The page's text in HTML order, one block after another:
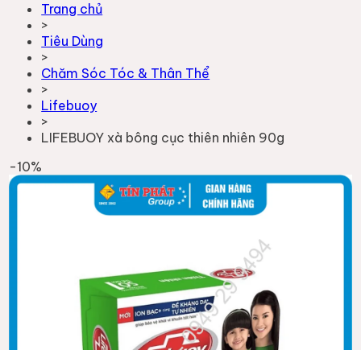
Trang chủ
>
Tiêu Dùng
>
Chăm Sóc Tóc & Thân Thể
>
Lifebuoy
>
LIFEBUOY xà bông cục thiên nhiên 90g
-10%